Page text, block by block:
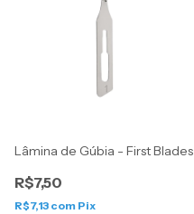
Lâmina de Gúbia - First Blades
R$7,50
R$7,13 com Pix